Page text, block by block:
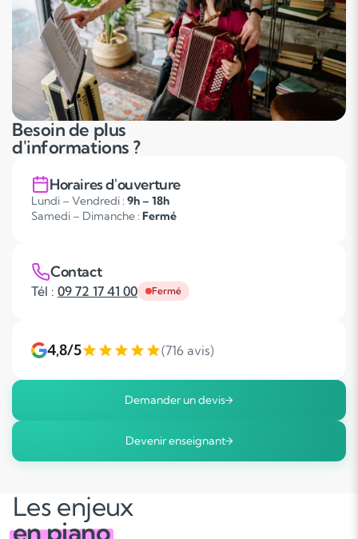
Besoin de plus
d'informations ?
Horaires d'ouverture
Lundi – Vendredi : 9h – 18h
Samedi – Dimanche : Fermé
Contact
Tél : 09 72 17 41 00 Fermé
4,8/5 (716 avis)
Demander un devis
Devenir enseignant
Les enjeux
en piano